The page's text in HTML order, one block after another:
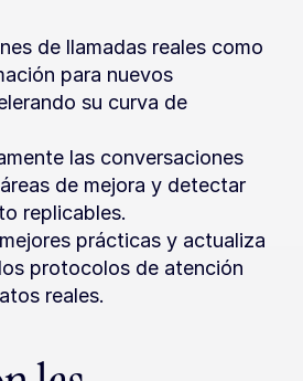
de llamadas reales como
para nuevos
su curva de
las conversaciones
de mejora y detectar
replicables.
prácticas y actualiza
protocolos de atención
reales.